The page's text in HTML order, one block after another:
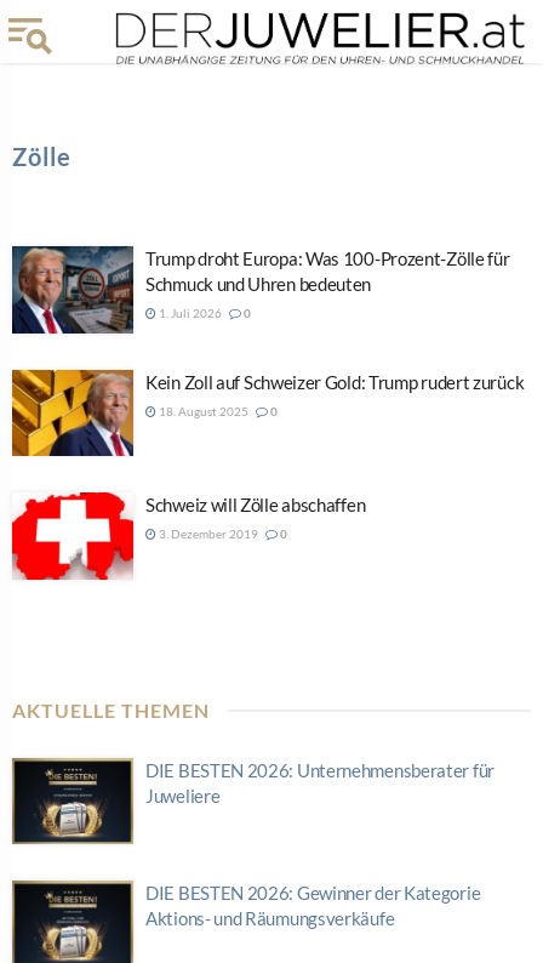
Zölle
Trump droht Europa: Was 100-Prozent-Zölle für
Schmuck und Uhren bedeuten
1. Juli 2026 0
Kein Zoll auf Schweizer Gold: Trump rudert zurück
18. August 2025 0
Schweiz will Zölle abschaffen
3. Dezember 2019 0
AKTUELLE THEMEN
DIE BESTEN 2026: Unternehmensberater für
Juweliere
DIE BESTEN 2026: Gewinner der Kategorie
Aktions- und Räumungsverkäufe